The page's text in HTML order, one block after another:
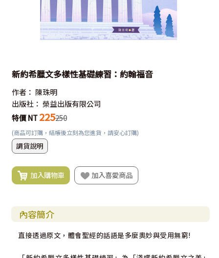
新約希臘文多樣性基礎練習：約翰福音
作者： 陳珠明
出版社： 榮益出版有限公司
特價 NT 225250
(商品可訂購，結帳後立刻為您進貨，請安心訂購)
調貨說明
加入購物車 加入喜愛商品
內容簡介
直接透過原文，體會聖經的話語是多麼奧妙與受用無窮!